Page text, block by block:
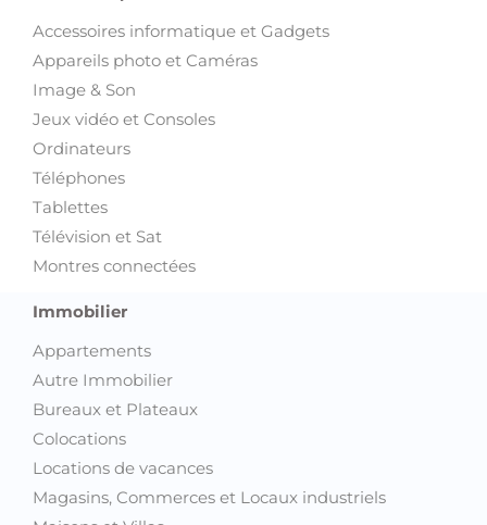
Accessoires informatique et Gadgets
Appareils photo et Caméras
Image & Son
Jeux vidéo et Consoles
Ordinateurs
Téléphones
Tablettes
Télévision et Sat
Montres connectées
Immobilier
Appartements
Autre Immobilier
Bureaux et Plateaux
Colocations
Locations de vacances
Magasins, Commerces et Locaux industriels